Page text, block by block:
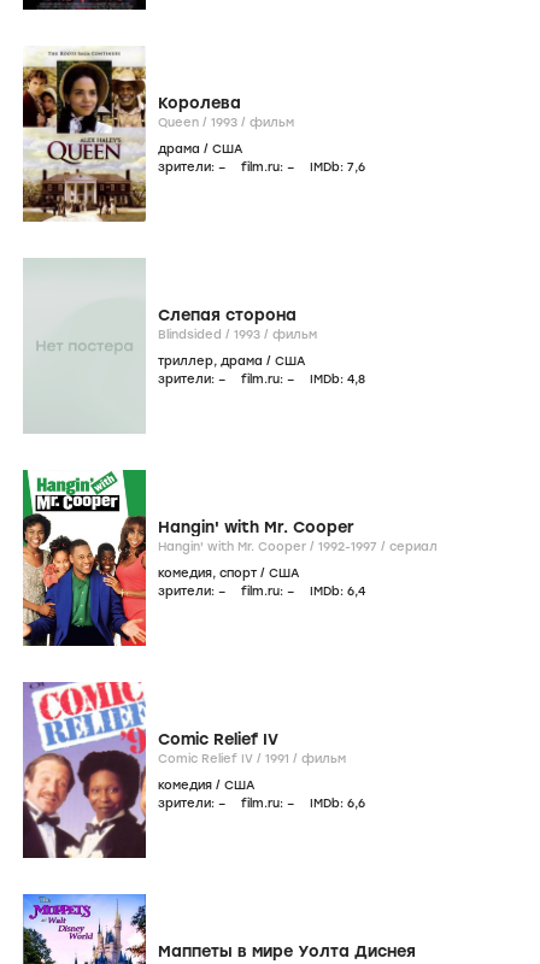
Королева
Queen / 1993 / фильм
драма / США
зрители: – film.ru: – IMDb: 7,6
Слепая сторона
Blindsided / 1993 / фильм
триллер, драма / США
зрители: – film.ru: – IMDb: 4,8
Hangin' with Mr. Cooper
Hangin' with Mr. Cooper / 1992-1997 / сериал
комедия, спорт / США
зрители: – film.ru: – IMDb: 6,4
Comic Relief IV
Comic Relief IV / 1991 / фильм
комедия / США
зрители: – film.ru: – IMDb: 6,6
Маппеты в мире Уолта Диснея